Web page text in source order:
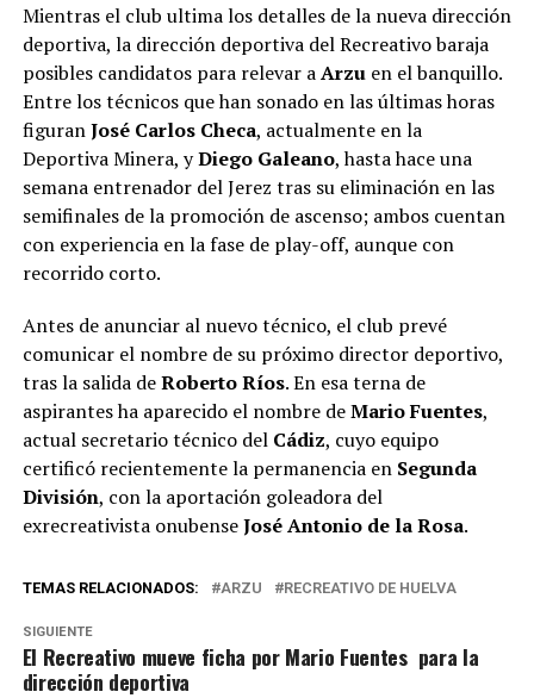
Mientras el club ultima los detalles de la nueva dirección
deportiva, la dirección deportiva del Recreativo baraja
posibles candidatos para relevar aArzuen el banquillo.
Entre los técnicos que han sonado en las últimas horas
figuranJosé Carlos Checa, actualmente en la
Deportiva Minera, yDiego Galeano, hasta hace una
semana entrenador del Jerez tras su eliminación en las
semifinales de la promoción de ascenso; ambos cuentan
con experiencia en la fase de play-off, aunque con
recorrido corto.
Antes de anunciar al nuevo técnico, el club prevé
comunicar el nombre de su próximo director deportivo,
tras la salida deRoberto Ríos.En esa terna de
aspirantes ha aparecido el nombre deMario Fuentes,
actual secretario técnico del Cádiz, cuyo equipo
certificó recientemente la permanencia en Segunda
División, con la aportación goleadora del
exrecreativista onubenseJosé Antonio de la Rosa.
TEMAS RELACIONADOS: ARZU RECREATIVO DE HUELVA
SIGUIENTE
El Recreativo mueve ficha por Mario Fuentes para la
dirección deportiva